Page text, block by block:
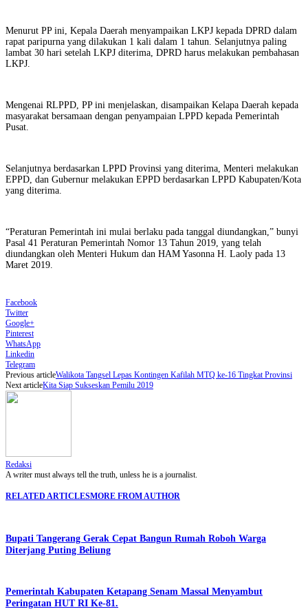
Menurut PP ini, Kepala Daerah menyampaikan LKPJ kepada DPRD dalam
rapat paripurna yang dilakukan 1 kali dalam 1 tahun. Selanjutnya paling
lambat 30 hari setelah LKPJ diterima, DPRD harus melakukan pembahasan
LKPJ.
Mengenai RLPPD, PP ini menjelaskan, disampaikan Kelapa Daerah kepada
masyarakat bersamaan dengan penyampaian LPPD kepada Pemerintah
Pusat.
Selanjutnya berdasarkan LPPD Provinsi yang diterima, Menteri melakukan
EPPD, dan Gubernur melakukan EPPD berdasarkan LPPD Kabupaten/Kota
yang diterima.
“Peraturan Pemerintah ini mulai berlaku pada tanggal diundangkan,” bunyi
Pasal 41 Peraturan Pemerintah Nomor 13 Tahun 2019, yang telah
diundangkan oleh Menteri Hukum dan HAM Yasonna H. Laoly pada 13
Maret 2019.
Facebook
Twitter
Google+
Pinterest
WhatsApp
Linkedin
Telegram
Previous articleWalikota Tangsel Lepas Kontingen Kafilah MTQ ke-16 Tingkat Provinsi
Next articleKita Siap Sukseskan Pemilu 2019
Redaksi
A writer must always tell the truth, unless he is a journalist.
RELATED ARTICLESMORE FROM AUTHOR
Bupati Tangerang Gerak Cepat Bangun Rumah Roboh Warga
Diterjang Puting Beliung
Pemerintah Kabupaten Ketapang Senam Massal Menyambut
Peringatan HUT RI Ke-81.